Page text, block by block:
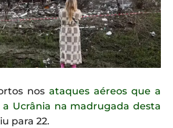
nos ataques aéreos que a
a Ucrânia na madrugada desta
para 22.